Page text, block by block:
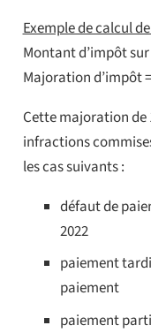
Exemple de calcul
Montant d’impôt
Majoration d’impôt
Cette majoration de
infractions
les cas suivants :
défaut de
2022
paiement
paiement
paiement